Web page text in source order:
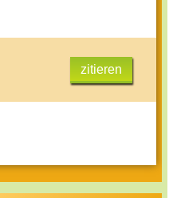
zitieren